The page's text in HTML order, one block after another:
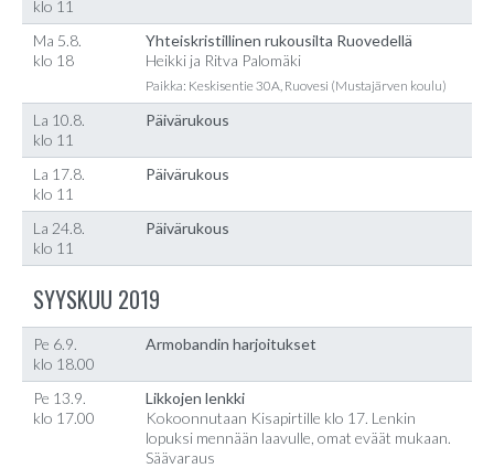
klo 11
Ma 5.8.
klo 18
Yhteiskristillinen rukousilta Ruovedellä
Heikki ja Ritva Palomäki
Paikka: Keskisentie 30A, Ruovesi (Mustajärven koulu)
La 10.8.
klo 11
Päivärukous
La 17.8.
klo 11
Päivärukous
La 24.8.
klo 11
Päivärukous
SYYSKUU 2019
Pe 6.9.
klo 18.00
Armobandin harjoitukset
Pe 13.9.
klo 17.00
Likkojen lenkki
Kokoonnutaan Kisapirtille klo 17. Lenkin
lopuksi mennään laavulle, omat eväät mukaan.
Säävaraus